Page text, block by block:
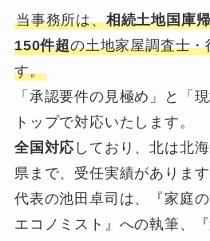
当事務所は、相続土地国庫
150件超の土地家屋調査士
す。
「承認要件の見極め」と「
トップで対応いたします。
全国対応 しており、北は北
県まで、受任実績があります
代表の池田卓司は、『家庭
エコノミスト』への執筆、